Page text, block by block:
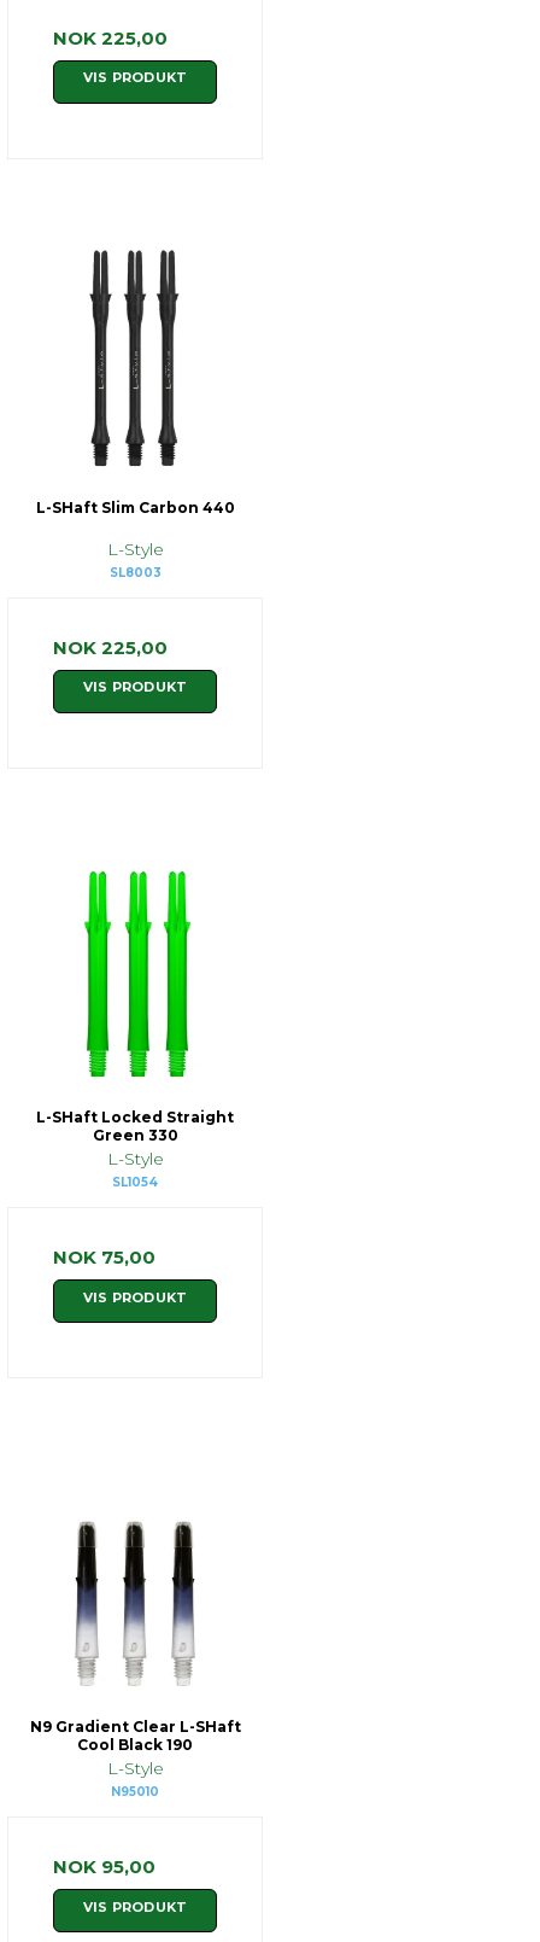
NOK 225,00
VIS PRODUKT
L-SHaft Slim Carbon 440
L-Style
SL8003
NOK 225,00
VIS PRODUKT
L-SHaft Locked Straight
Green 330
L-Style
SL1054
NOK 75,00
VIS PRODUKT
N9 Gradient Clear L-SHaft
Cool Black 190
L-Style
N95010
NOK 95,00
VIS PRODUKT